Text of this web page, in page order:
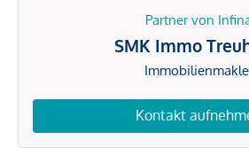
Partner von
SMK Immo
Kontakt